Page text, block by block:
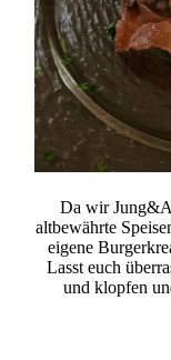
Da wir
altbewährte
eigene
Lasst euch
und klopfen